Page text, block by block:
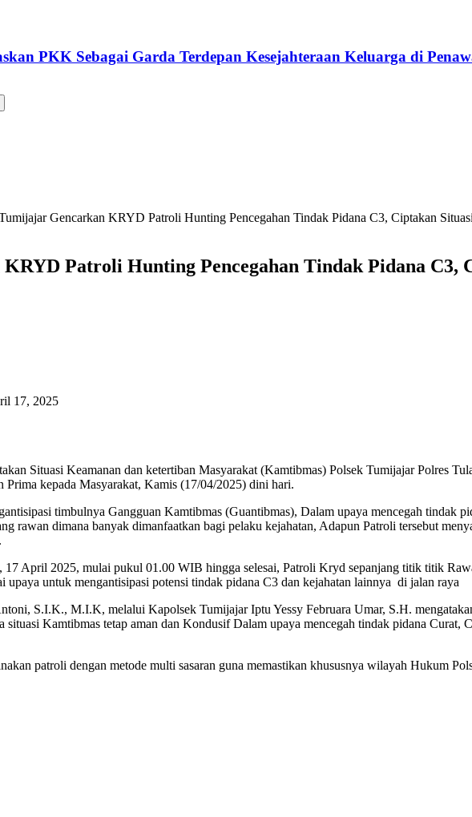
PKK Sebagai Garda Terdepan Kesejahteraan Keluarga di
Gencarkan KRYD Patroli Hunting Pencegahan Tindak Pidana C3, Ciptakan
Patroli Hunting Pencegahan Tindak Pidana C3,
17, 2025
Situasi Keamanan dan ketertiban Masyarakat (Kamtibmas) Polsek Tumijajar Polres
kepada Masyarakat, Kamis (17/04/2025) dini hari.
timbulnya Gangguan Kamtibmas (Guantibmas), Dalam upaya mencegah tindak
rawan dimana banyak dimanfaatkan bagi pelaku kejahatan, Adapun Patroli tersebut
April 2025, mulai pukul 01.00 WIB hingga selesai, Patroli Kryd sepanjang titik titik
upaya untuk mengantisipasi potensi tindak pidana C3 dan kejahatan lainnya di jalan raya
S.I.K., M.I.K, melalui Kapolsek Tumijajar Iptu Yessy Februara Umar, S.H.
Kamtibmas tetap aman dan Kondusif Dalam upaya mencegah tindak pidana
patroli dengan metode multi sasaran guna memastikan khususnya wilayah Hukum